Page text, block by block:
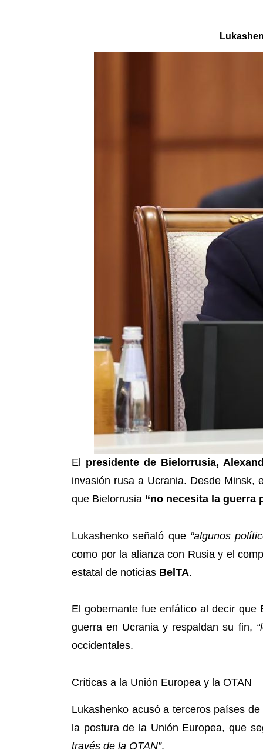
El presidente de Bielorrusia,
invasión rusa a Ucrania. Desde
que Bielorrusia “no necesita la guerra
Lukashenko señaló que “algunos
como por la alianza con Rusia y el
estatal de noticias BelTA.
El gobernante fue enfático al decir que
guerra en Ucrania y respaldan su fin,
occidentales.
Críticas a la Unión Europea y la OTAN
Lukashenko acusó a terceros países
la postura de la Unión Europea, que
través de la OTAN”.